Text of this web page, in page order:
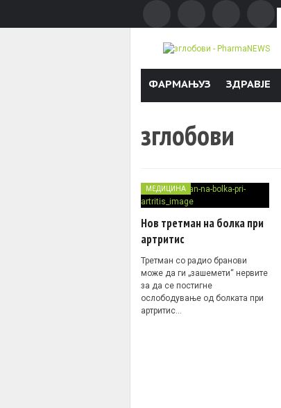
ФАРМАЊУЗ ЗДРАВЈЕ
зглобови
МЕДИЦИНА
Нов третман на болка при
артритис
Третман со радио бранови
може да ги „зашемети“ нервите
за да се постигне
ослободување од болката при
артритис…